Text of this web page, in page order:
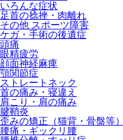
いろんな症状
足首の捻挫・肉離れ
その他 スポーツ障害
ケガ・手術の後遺症
頭痛
眼精疲労
顔面神経麻痺
顎関節症
ストレートネック
首の痛み・寝違え
肩こり・肩の痛み
腱鞘炎
歪みの矯正（猫背・骨盤等）
腰痛・ギックリ腰